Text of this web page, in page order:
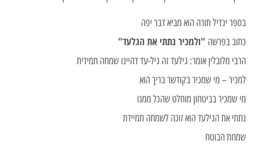
בספר יגדיל תורה הוא מביא דבר יפה
כתוב בפרשה "ולמכיר נתתי את הגלעד"
הרבי מלובלין אומר: גילעד זה גיל-עד דהיינו שמחה תמידית
למכיר – מי שמכיר בקודשר בריך הוא
מי שמכיר בביטחון מוחלט שהכל ממנו
נתתי את הגילעד הוא זוכה לשמחה תמיידת
שמחת הבוטח